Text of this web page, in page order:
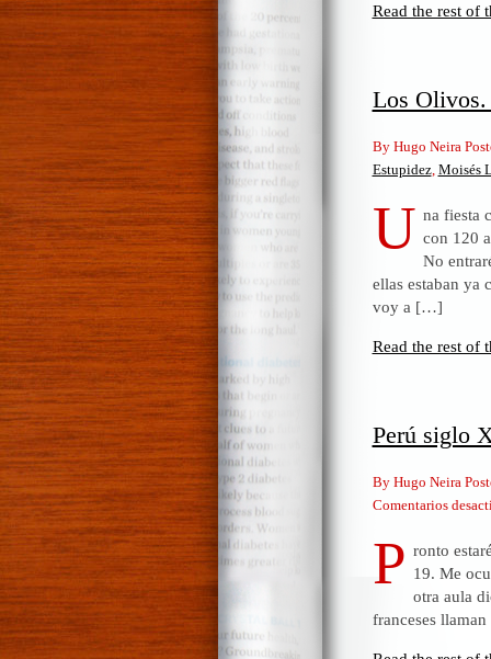
Read the rest of
Los Olivos.
By Hugo Neira
Estupidez, Moisés
U na fiesta
con 120
No
ellas estaban ya
voy a […]
Read the rest of
Perú siglo
By Hugo Neira
Comentarios
P ronto
19. Me
otra aula
franceses